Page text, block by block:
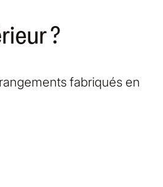
?
fabriqués en